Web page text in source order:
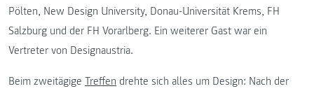
Pölten, New Design University, Donau-Universität Krems, FH
Salzburg und der FH Vorarlberg. Ein weiterer Gast war ein
Vertreter von Designaustria.
Beim zweitägige Treffen drehte sich alles um Design: Nach der